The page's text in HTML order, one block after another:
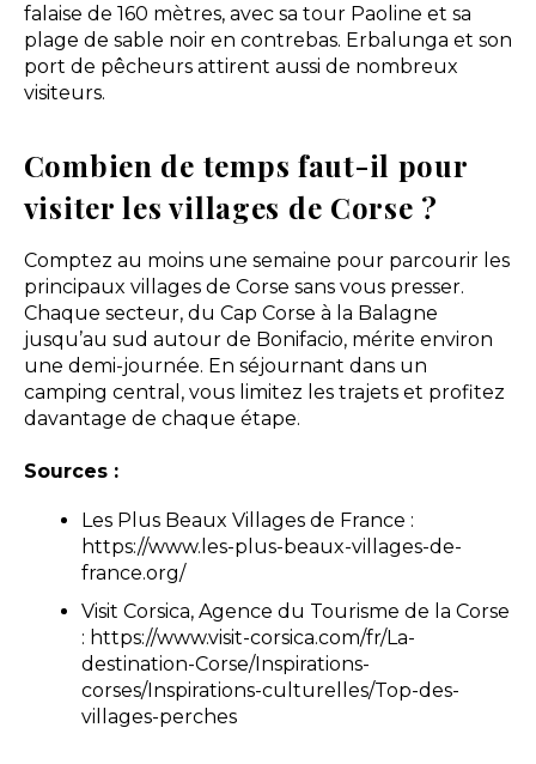
falaise de 160 mètres, avec sa tour Paoline et sa
plage de sable noir en contrebas. Erbalunga et son
port de pêcheurs attirent aussi de nombreux
visiteurs.
Combien de temps faut-il pour
visiter les villages de Corse ?
Comptez au moins une semaine pour parcourir les
principaux villages de Corse sans vous presser.
Chaque secteur, du Cap Corse à la Balagne
jusqu’au sud autour de Bonifacio, mérite environ
une demi-journée. En séjournant dans un
camping central, vous limitez les trajets et profitez
davantage de chaque étape.
Sources :
Les Plus Beaux Villages de France :
https://www.les-plus-beaux-villages-de-
france.org/
Visit Corsica, Agence du Tourisme de la Corse
: https://www.visit-corsica.com/fr/La-
destination-Corse/Inspirations-
corses/Inspirations-culturelles/Top-des-
villages-perches